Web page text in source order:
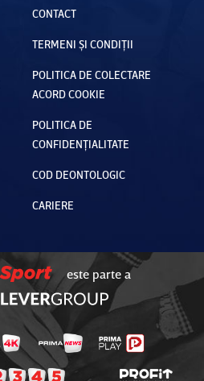
CONTACT
TERMENI ȘI CONDIȚII
POLITICA DE COLECTARE
ACORD COOKIE
POLITICA DE
CONFIDENȚIALITATE
COD DEONTOLOGIC
CARIERE
este parte a